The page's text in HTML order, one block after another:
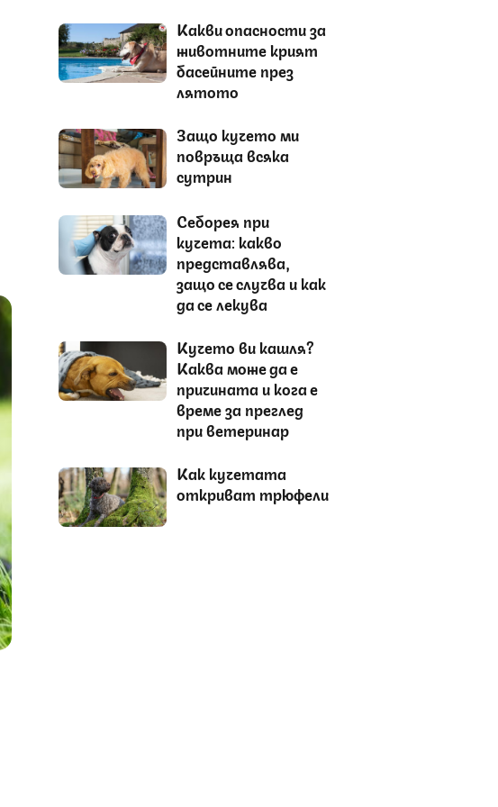
Какви опасности за
животните крият
басейните през
лятото
Защо кучето ми
повръща всяка
сутрин
Себорея при
кучета: какво
представлява,
защо се случва и как
да се лекува
Кучето ви кашля?
Каква може да е
причината и кога е
време за преглед
при ветеринар
Как кучетата
откриват трюфели